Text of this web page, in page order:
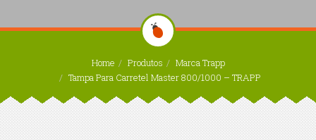
Home Produtos
Marca Trapp
Tampa Para Carretel Master 800/1000 – TRAPP